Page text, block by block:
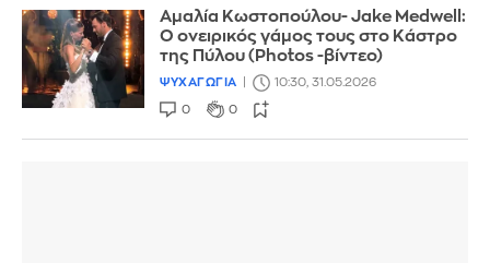
Αμαλία Κωστοπούλου- Jake Medwell:
Ο ονειρικός γάμος τους στο Κάστρο
της Πύλου (Photos -βίντεο)
ΨΥΧΑΓΩΓΙΑ 10:30, 31.05.2026
0 0